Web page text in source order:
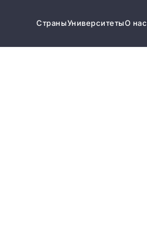
СтраныУниверситетыО нас